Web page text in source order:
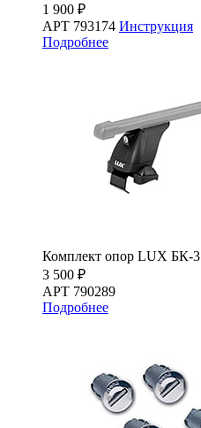
1 900 ₽
АРТ 793174 Инструкция
Подробнее
Комплект опор LUX БК-3
3 500 ₽
АРТ 790289
Подробнее